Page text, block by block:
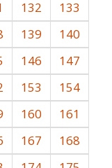
132
133
139
140
146
147
153
154
160
161
167
168